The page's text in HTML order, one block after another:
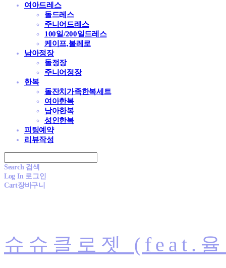
여아드레스
돌드레스
주니어드레스
100일/200일드레스
케이프,볼레로
남아정장
돌정장
주니어정장
한복
돌잔치가족한복세트
여아한복
남아한복
성인한복
피팅예약
리뷰작성
Search 검색
Log In 로그인
Cart장바구니
슈슈클로젯 (feat.